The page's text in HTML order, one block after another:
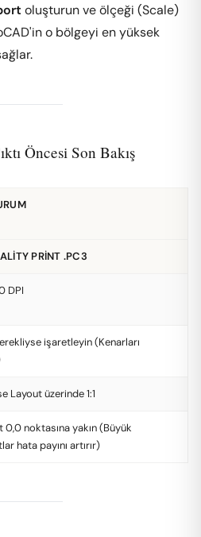
oluşturun ve ölçeği (Scale)
o bölgeyi en yüksek
Öncesi Son Bakış
PRINT .PC3
DPI
işaretleyin (Kenarları
Layout üzerinde 1:1
0,0 noktasına yakın (Büyük
hata payını artırır)